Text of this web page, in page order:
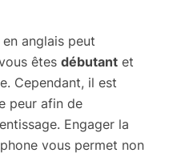
anglais peut
êtes débutant et
Cependant, il est
peur afin de
Engager la
vous permet non